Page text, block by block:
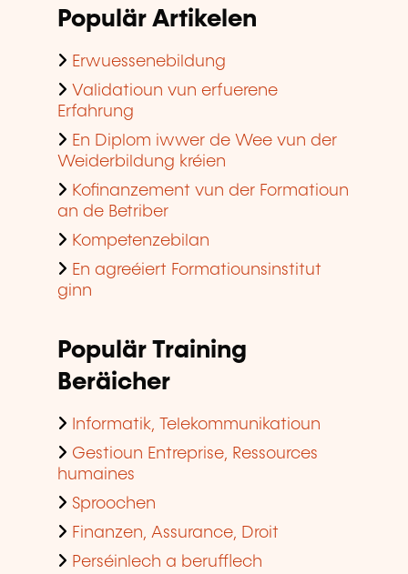
Populär Artikelen
Erwuessenebildung
Validatioun vun erfuerene
Erfahrung
En Diplom iwwer de Wee vun der
Weiderbildung kréien
Kofinanzement vun der Formatioun
an de Betriber
Kompetenzebilan
En agreéiert Formatiounsinstitut
ginn
Populär Training
Beräicher
Informatik, Telekommunikatioun
Gestioun Entreprise, Ressources
humaines
Sproochen
Finanzen, Assurance, Droit
Perséinlech a berufflech